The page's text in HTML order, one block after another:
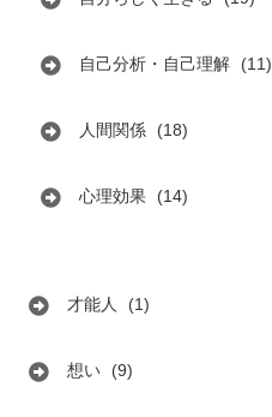
自己分析・自己理解 (11)
人間関係 (18)
心理効果 (14)
才能人 (1)
想い (9)